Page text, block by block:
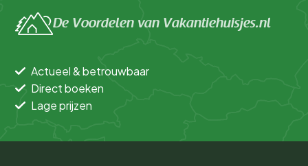
De Voordelen van Vakantiehuisjes.nl
Actueel & betrouwbaar
Direct boeken
Lage prijzen